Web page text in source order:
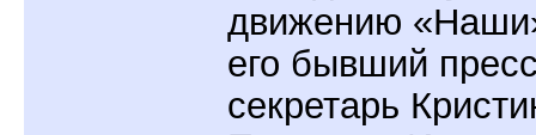
движению
его бывший
секретарь